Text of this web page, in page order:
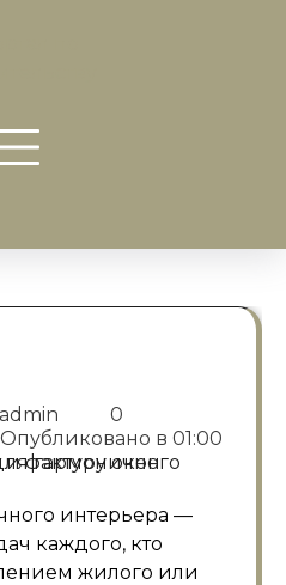
admin
0
Опубликовано в 01:00
интерьера —
каждого, кто
жилого или